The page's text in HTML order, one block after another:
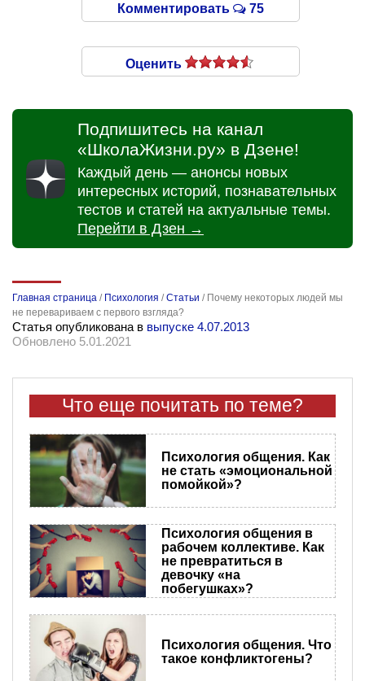
Комментировать 75
Оценить
Подпишитесь на канал
«ШколаЖизни.ру» в Дзене!
Каждый день — анонсы новых
интересных историй, познавательных
тестов и статей на актуальные темы.
Перейти в Дзен →
Главная страница / Психология /Статьи / Почему некоторых людей мы
не перевариваем с первого взгляда?
Статья опубликована в выпуске 4.07.2013
Обновлено 5.01.2021
Что еще почитать по теме?
Психология общения. Как
не стать «эмоциональной
помойкой»?
Психология общения в
рабочем коллективе. Как
не превратиться в
девочку «на
побегушках»?
Психология общения. Что
такое конфликтогены?